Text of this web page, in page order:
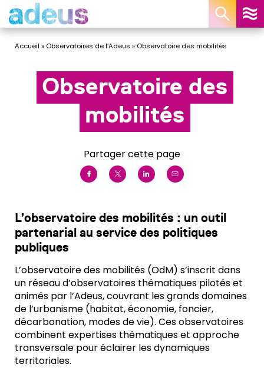
Accueil » Observatoires de l’Adeus » Observatoire des mobilités
Observatoire des
mobilités
Partager cette page
L’observatoire des mobilités : un outil
partenarial au service des politiques
publiques
L’observatoire des mobilités (OdM) s’inscrit dans
un réseau d’observatoires thématiques pilotés et
animés par l’Adeus, couvrant les grands domaines
de l’urbanisme (habitat, économie, foncier,
décarbonation, modes de vie). Ces observatoires
combinent expertises thématiques et approche
transversale pour éclairer les dynamiques
territoriales.
Panneau de gestion des cookies